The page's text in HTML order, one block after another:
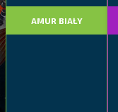
AMUR BIAŁY